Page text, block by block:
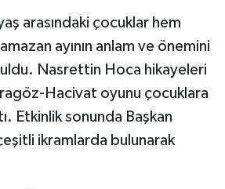
arasındaki çocuklar hem
ayının anlam ve önemini
Nasrettin Hoca hikayeleri
Hacivat oyunu çocuklara
Etkinlik sonunda Başkan
ikramlarda bulunarak